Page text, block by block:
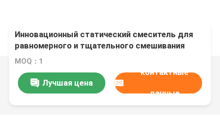
Инновационный статический смеситель для
равномерного и тщательного смешивания
жидкостей, твердых веществ и газов
MOQ：1
Лучшая цена
контактные
данные